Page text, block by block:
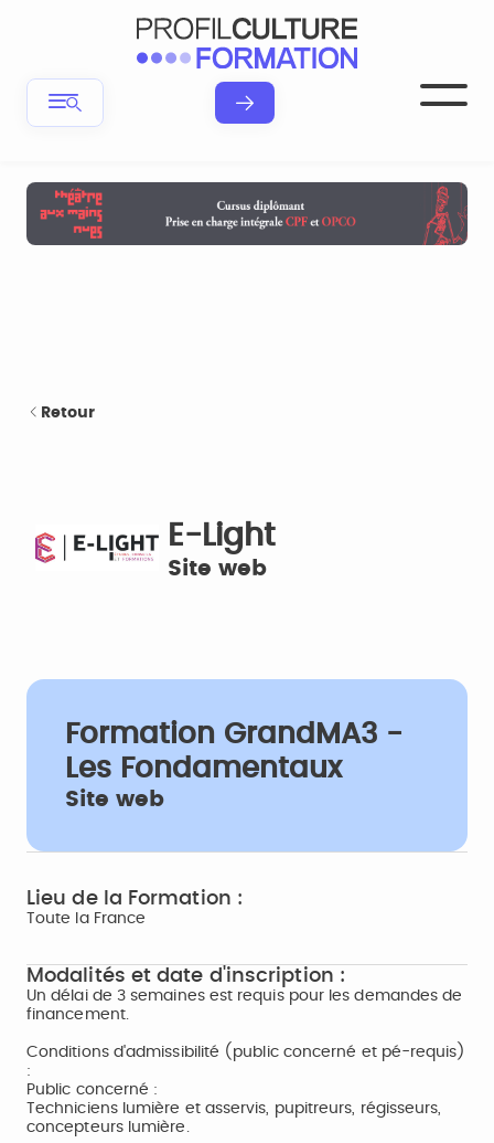
Retour
E-Light
Site web
Formation GrandMA3 -
Les Fondamentaux
Site web
Lieu de la Formation :
Toute la France
Modalités et date d'inscription :
Un délai de 3 semaines est requis pour les demandes de
financement.
Conditions d'admissibilité (public concerné et pé-requis)
:
Public concerné :
Techniciens lumière et asservis, pupitreurs, régisseurs,
concepteurs lumière.